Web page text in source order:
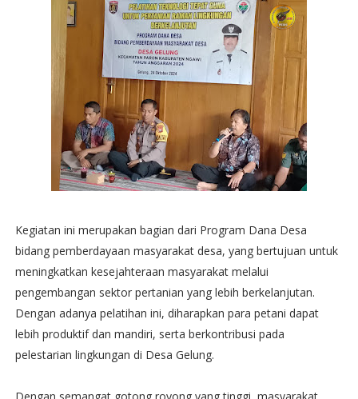
Kegiatan ini merupakan bagian dari Program Dana Desa
bidang pemberdayaan masyarakat desa, yang bertujuan untuk
meningkatkan kesejahteraan masyarakat melalui
pengembangan sektor pertanian yang lebih berkelanjutan.
Dengan adanya pelatihan ini, diharapkan para petani dapat
lebih produktif dan mandiri, serta berkontribusi pada
pelestarian lingkungan di Desa Gelung.